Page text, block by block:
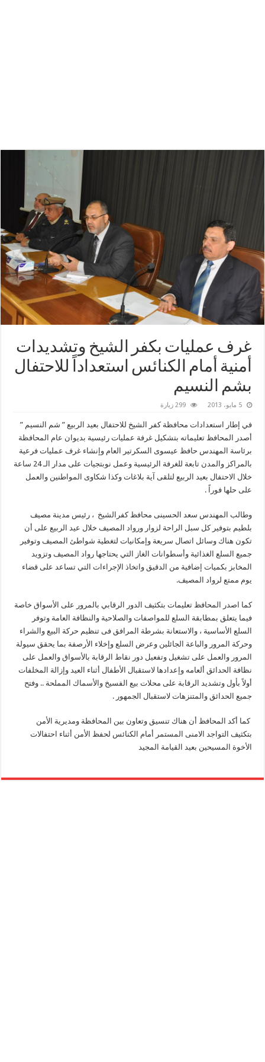
غرف عمليات بكفر الشيخ وتشديدات
أمنية أمام الكنائس استعداداً للاحتفال
بشم النسيم
5 مايو، 2013 299 زيارة
في إطار استعدادات محافظة كفر الشيخ للاحتفال بعيد الربيع ” شم النسيم ”
أصدر المحافظ تعليماته بتشكيل غرفة عمليات رئيسية بديوان عام المحافظة
برئاسة المهندس حافظ عيسوى السكرتير العام وإنشاء غرف عمليات فرعية
بالمراكز والمدن تابعة للغرفة الرئيسية وعمل نوبتجيات على مدار الـ 24 ساعة
خلال الاحتفال بعيد الربيع لتلقى آية بلاغات وكذا شكاوى المواطنين والعمل
على حلها فوراً .
وطالب المهندس سعد الحسينى محافظ كفرالشيخ ، رئيس مدينة مصيف
بلطيم بتوفير كل سبل الراحة لزوار ورواد المصيف خلال عيد الربيع على أن
تكون هناك وسائل اتصال سريعة وإمكانيات لتغطية شواطئ المصيف وتوفير
جميع السلع الغذائية وأسطوانات الغاز التي يحتاجها رواد المصيف وتزويد
المخابز بكميات إضافية من الدقيق واتخاذ الإجراءات التي تساعد على قضاء
يوم ممتع لرواد المصيف.
كما اصدر المحافظ تعليمات بتكثيف الدور الرقابي بالمرور على الأسواق خاصة
فيما يتعلق بمطابقة السلع للمواصفات والصلاحية والنظافة العامة وتوفر
السلع الأساسية ، والاستعانة بشرطة المرافق فى تنظيم حركة البيع والشراء
وحركة المرور والباعة الجائلين وعرض السلع وإخلاء الأرصفة بما يحقق سيولة
المرور والعمل على تشغيل وتفعيل دور نقاط الرقابة بالأسواق والعمل على
نظافة الحدائق ألعامه وإعدادها لاستقبال الأطفال أثناء العيد وإزالة المخلفات
أولاً بأول وتشديد الرقابة على محلات بيع الفسيخ والأسماك المملحة .. وفتح
جميع الحدائق والمتنزهات لاستقبال الجمهور .
كما أكد المحافظ أن هناك تنسيق وتعاون بين المحافظة ومديرية الأمن
بتكثيف التواجد الامنى المستمر أمام الكنائس لحفظ الأمن أثناء احتفالات
الأخوة المسيحين بعيد القيامة المجيد